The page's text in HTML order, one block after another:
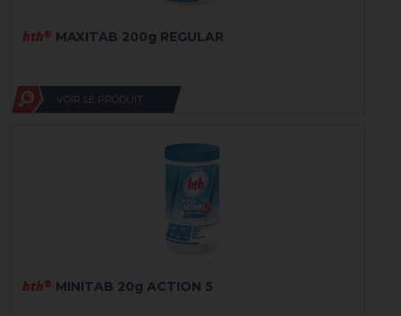
hth® MAXITAB 200g REGULAR
VOIR LE PRODUIT
hth® MINITAB 20g ACTION 5